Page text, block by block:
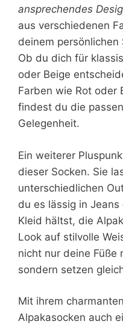
ansprechendes
aus verschiedenen
deinem
Ob du dich für
oder Beige
Farben wie Rot oder
findest du die
Gelegenheit.
Ein weiterer
dieser Socken. Sie
unterschiedlichen
du es lässig in
Kleid hältst, die
Look auf stilvolle
nicht nur deine Füße
sondern setzen
Mit ihrem
Alpakasocken auch